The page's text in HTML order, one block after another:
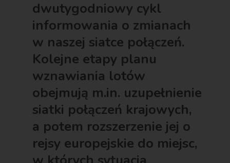
dwutygodniowy cykl
informowania o zmianach
w naszej siatce połączeń.
Kolejne etapy planu
wznawiania lotów
obejmują m.in. uzupełnienie
siatki połączeń krajowych,
a potem rozszerzenie jej o
rejsy europejskie do miejsc,